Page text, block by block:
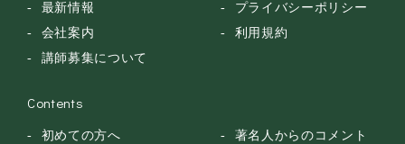
最新情報
会社案内
講師募集について
プライバシーポリシー
利用規約
Contents
初めての方へ 著名人からのコメント